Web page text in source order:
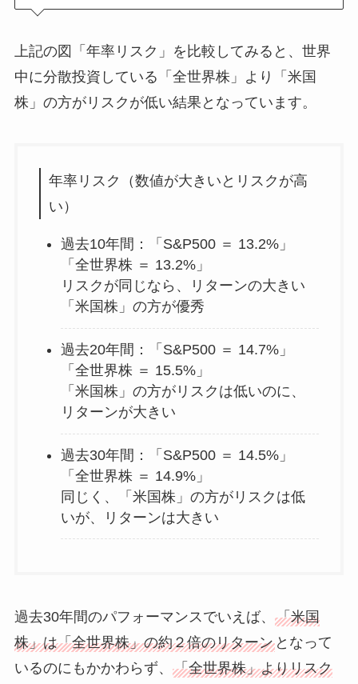
上記の図「年率リスク」を比較してみると、世界
中に分散投資している「全世界株」より「米国
株」の方がリスクが低い結果となっています。
年率リスク（数値が大きいとリスクが高
い）
過去10年間：「S&P500 ＝ 13.2%」
「全世界株 ＝ 13.2%」
リスクが同じなら、リターンの大きい
「米国株」の方が優秀
過去20年間：「S&P500 ＝ 14.7%」
「全世界株 ＝ 15.5%」
「米国株」の方がリスクは低いのに、
リターンが大きい
過去30年間：「S&P500 ＝ 14.5%」
「全世界株 ＝ 14.9%」
同じく、「米国株」の方がリスクは低
いが、リターンは大きい
過去30年間のパフォーマンスでいえば、 「米国
株」は「全世界株」の約２倍のリターンとなって
いるのにもかかわらず、 「全世界株」よりリスク